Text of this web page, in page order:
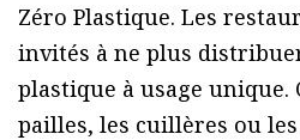
Zéro Plastique. Les
invités à ne plus
plastique à usage unique.
pailles, les cuillères ou